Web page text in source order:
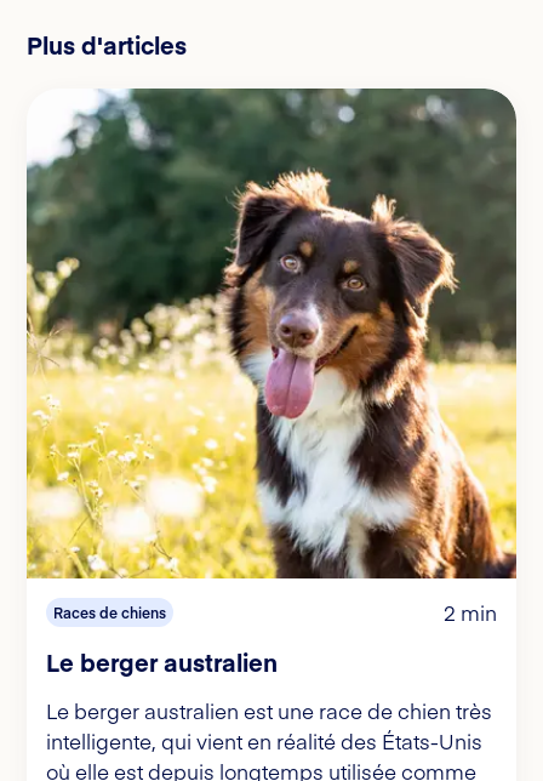
Plus d'articles
Races de chiens 2 min
Le berger australien
Le berger australien est une race de chien très
intelligente, qui vient en réalité des États-Unis
où elle est depuis longtemps utilisée comme